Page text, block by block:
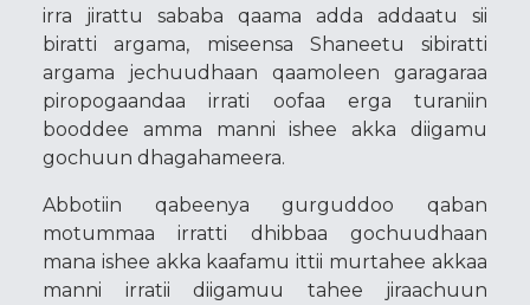
irra jirattu sababa qaama adda addaatu sii
biratti argama, miseensa Shaneetu sibiratti
argama jechuudhaan qaamoleen garagaraa
piropogaandaa irrati oofaa erga turaniin
booddee amma manni ishee akka diigamu
gochuun dhagahameera.
Abbotiin qabeenya gurguddoo qaban
motummaa irratti dhibbaa gochuudhaan
mana ishee akka kaafamu ittii murtahee akkaa
manni irratii diigamuu tahee jiraachuun